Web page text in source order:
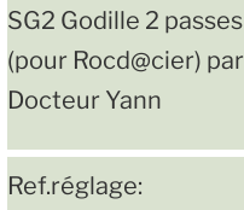
SG2 Godille 2 passes
(pour Rocd@cier) par
Docteur Yann
Ref.réglage: